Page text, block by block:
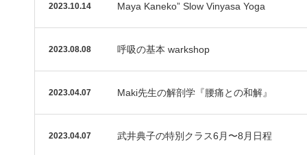
2023.10.14 Maya Kaneko” Slow Vinyasa Yoga
2023.08.08 呼吸の基本 warkshop
2023.04.07 Maki先生の解剖学『腰痛との和解』
2023.04.07 武井典子の特別クラス6月〜8月日程